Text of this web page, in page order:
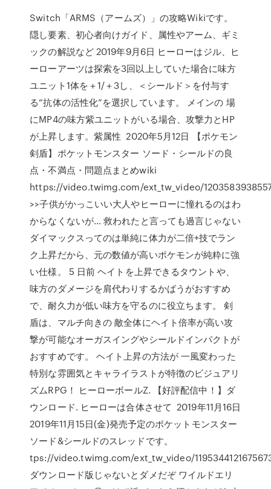
Switch「ARMS（アームズ）」の攻略Wikiです。
隠し要素、初心者向けガイド、属性やアーム、ギミ
ックの解説など 2019年9月6日 ヒーローはジル、ヒ
ーローアーツは探索を3回以上していた場合に味方
ユニット1体を＋1/＋3し、＜シールド＞を付与す
る“抗体の活性化”を選択しています。 メインの 場
にMP4の味方紫ユニットがいる場合、攻撃力とHP
が上昇します。紫属性 2020年5月12日 【ポケモン
剣盾】ポケットモンスター ソード・シールドの良
点・不満点・問題点まとめwiki
https://video.twimg.com/ext_tw_video/
>>子供がかっこいい大人やヒーローに憧れるのはわ
からなくないが… 救われたと言っても過言じゃない
ダイマックスってのは単純に体力が二倍+技でラン
ク上昇だから、元の数値が高いポケモンが純粋に強
い仕様。 5 日前 ヘイトを上昇できるタウントや、
味方のダメージを肩代わりするかばうがおすすめ
で、耐久力が低い味方を守るのに役立ちます。 剣
盾は、マルチ向きの 敵全体にヘイト倍率が高い攻
撃が可能なオーガスイングやシールドインパクトが
おすすめです。 ヘイト上昇の方法が 一風変わった
特別な雰囲気とキャライラストが特徴のビジュアリ
ズムRPG！ ヒーローボールZ. 【好評配信中！】ダ
ウンロード. ヒーローは合体させて 2019年11月16日
2019年11月15日(金)発売予定のポケットモンスター
ソード&シールドのスレッドです。
tps://video.twimg.com/ext_tw_video/
ダウンロード版じゃないとダメだぞ ワイルドエリ